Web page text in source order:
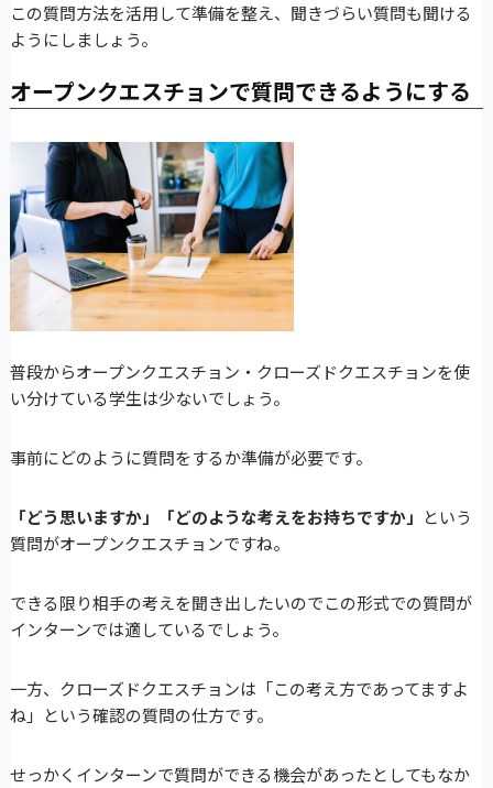
この質問方法を活用して準備を整え、聞きづらい質問も聞ける
ようにしましょう。
オープンクエスチョンで質問できるようにする
普段からオープンクエスチョン・クローズドクエスチョンを使
い分けている学生は少ないでしょう。
事前にどのように質問をするか準備が必要です。
「どう思いますか」「どのような考えをお持ちですか」 という
質問がオープンクエスチョンですね。
できる限り相手の考えを聞き出したいのでこの形式での質問が
インターンでは適しているでしょう。
一方、クローズドクエスチョンは「この考え方であってますよ
ね」という確認の質問の仕方です。
せっかくインターンで質問ができる機会があったとしてもなか